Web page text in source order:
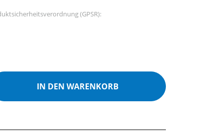
(GPSR):
den gewünschten Wert ein oder
IN DEN WARENKORB